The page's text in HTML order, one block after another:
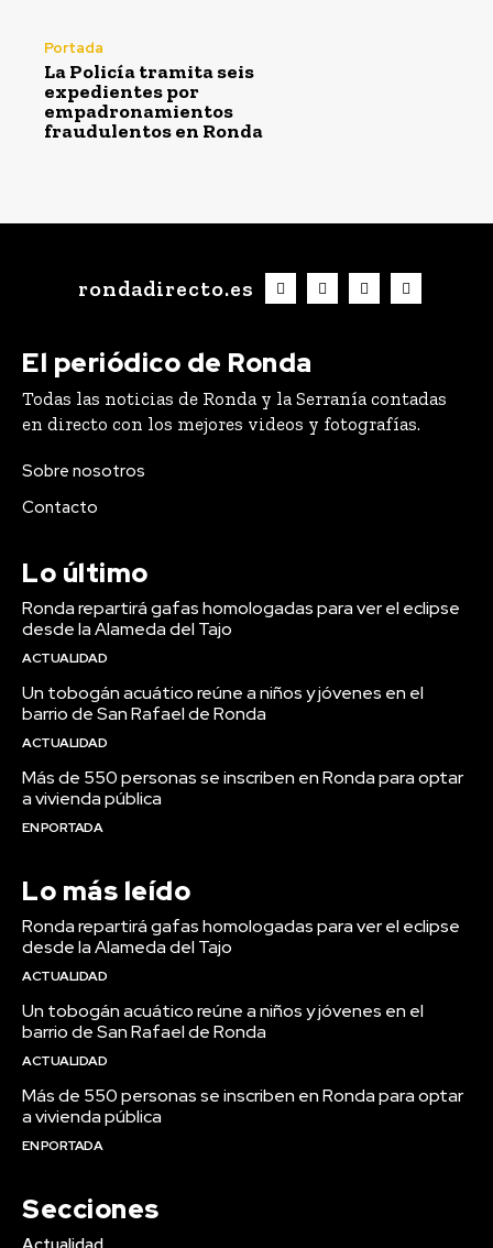
Portada
La Policía tramita seis
expedientes por
empadronamientos
fraudulentos en Ronda
rondadirecto.es
El periódico de Ronda
Todas las noticias de Ronda y la Serranía contadas
en directo con los mejores videos y fotografías.
Sobre nosotros
Contacto
Lo último
Ronda repartirá gafas homologadas para ver el eclipse
desde la Alameda del Tajo
ACTUALIDAD
Un tobogán acuático reúne a niños y jóvenes en el
barrio de San Rafael de Ronda
ACTUALIDAD
Más de 550 personas se inscriben en Ronda para optar
a vivienda pública
EN PORTADA
Lo más leído
Ronda repartirá gafas homologadas para ver el eclipse
desde la Alameda del Tajo
ACTUALIDAD
Un tobogán acuático reúne a niños y jóvenes en el
barrio de San Rafael de Ronda
ACTUALIDAD
Más de 550 personas se inscriben en Ronda para optar
a vivienda pública
EN PORTADA
Secciones